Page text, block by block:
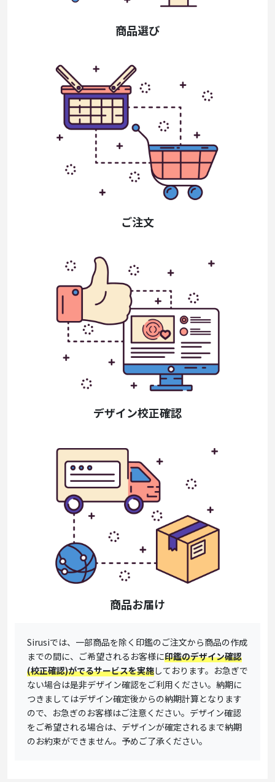
商品選び
ご注文
デザイン校正確認
商品お届け
Sirusiでは、一部商品を除く印鑑のご注文から商品の作成
までの間に、ご希望されるお客様に印鑑のデザイン確認
(校正確認)がでるサービスを実施しております。お急ぎで
ない場合は是非デザイン確認をご利用ください。納期に
つきましてはデザイン確定後からの納期計算となります
ので、お急ぎのお客様はご注意ください。デザイン確認
をご希望される場合は、デザインが確定されるまで納期
のお約束ができません。予めご了承ください。